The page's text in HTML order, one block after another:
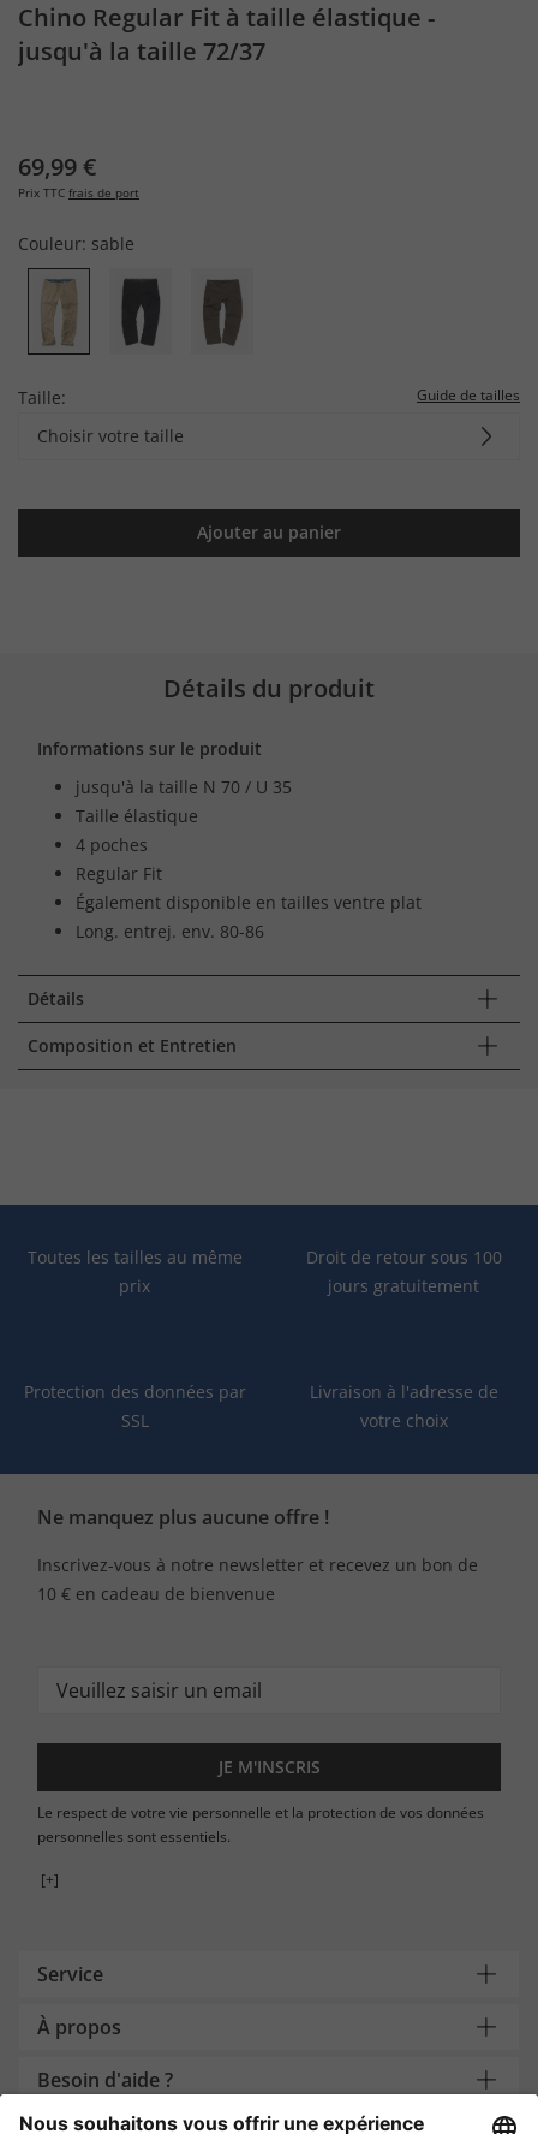
Chino Regular Fit à taille élastique -
jusqu'à la taille 72/37
69,99 €
Prix TTC frais de port
Couleur: sable
Taille: Guide de tailles
Choisir votre taille
Ajouter au panier
Détails du produit
Informations sur le produit
jusqu'à la taille N 70 / U 35
Taille élastique
4 poches
Regular Fit
Également disponible en tailles ventre plat
Long. entrej. env. 80-86
Détails
Composition et Entretien
Toutes les tailles au même
prix
Droit de retour sous 100
jours gratuitement
Protection des données par
SSL
Livraison à l'adresse de
votre choix
Ne manquez plus aucune offre !
Inscrivez-vous à notre newsletter et recevez un bon de
10 € en cadeau de bienvenue
JE M'INSCRIS
Le respect de votre vie personnelle et la protection de vos données
personnelles sont essentiels.
[+]
Service
À propos
Besoin d'aide ?